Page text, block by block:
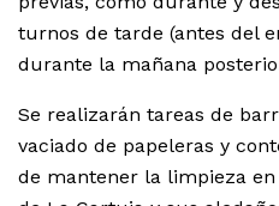
turnos de tarde (antes del
durante la mañana
Se realizarán tareas de
vaciado de papeleras y
de mantener la limpieza